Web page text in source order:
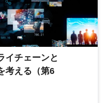
イチェーンと
考える（第6